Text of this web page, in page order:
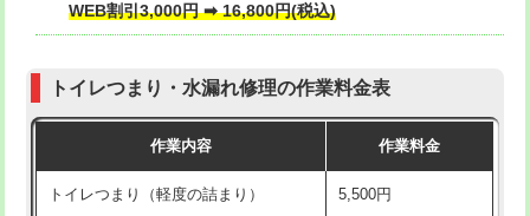
WEB割引3,000円 ➡ 16,800円(税込)
トイレつまり・水漏れ修理の作業料金表
作業内容 作業料金
トイレつまり（軽度の詰まり） 5,500円